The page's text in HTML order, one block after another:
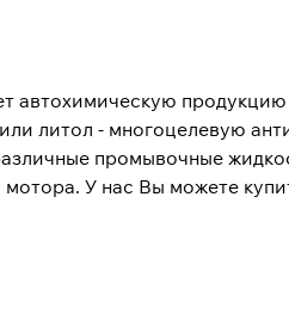
автохимическую
литол - многоцелевую
промывочные
У нас Вы можете
в нашей компании). Мы